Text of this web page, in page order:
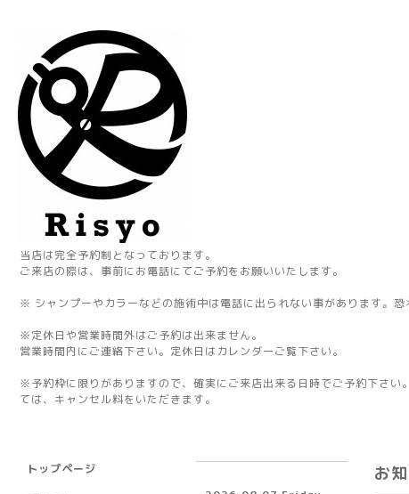
当店は完全予約制となっております。
ご来店の際は、事前にお電話にてご予約をお願いいたします。
※ シャンプーやカラーなどの施術中は電話に出られない事があります。恐
※定休日や営業時間外はご予約は出来ません。
営業時間内にご連絡下さい。定休日はカレンダーご覧下さい。
※予約枠に限りがありますので、確実にご来店出来る日時でご予約下さ
ては、キャンセル料をいただきます。
お
トップページ